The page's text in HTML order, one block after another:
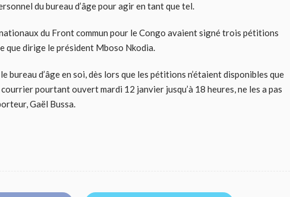
du bureau d’âge pour agir en tant que tel.
du Front commun pour le Congo avaient signé trois pétitions
que dirige le président Mboso Nkodia.
bureau d’âge en soi, dès lors que les pétitions n’étaient disponibles que
pourtant ouvert mardi 12 janvier jusqu’à 18 heures, ne les a pas
Gaël Bussa.